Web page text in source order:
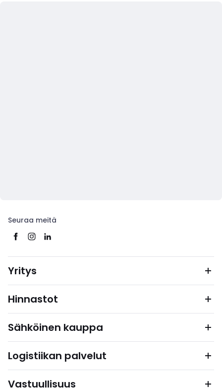
Seuraa meitä
Yritys
Hinnastot
Sähköinen kauppa
Logistiikan palvelut
Vastuullisuus